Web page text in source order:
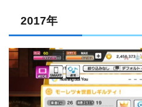
2017年